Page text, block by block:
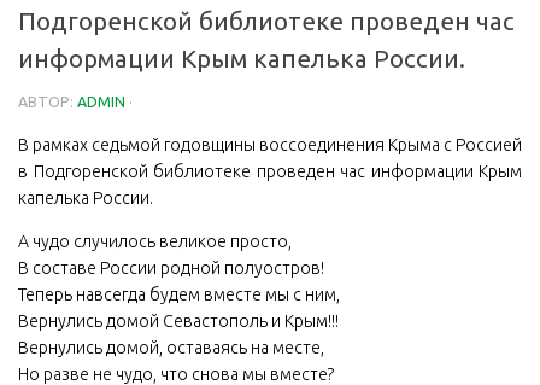
Подгоренской библиотеке проведен час
информации Крым капелька России.
АВТОР: ADMIN ·
В рамках седьмой годовщины воссоединения Крыма с Россией
в Подгоренской библиотеке проведен час информации Крым
капелька России.
А чудо случилось великое просто,
В составе России родной полуостров!
Теперь навсегда будем вместе мы с ним,
Вернулись домой Севастополь и Крым!!!
Вернулись домой, оставаясь на месте,
Но разве не чудо, что снова мы вместе?